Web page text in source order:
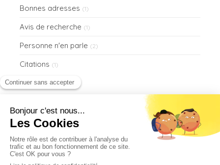
Bonnes adresses (1)
Avis de recherche (1)
Personne n'en parle (2)
Citations (1)
©2024 A travers la fenêtre — Immobilier à Versailles